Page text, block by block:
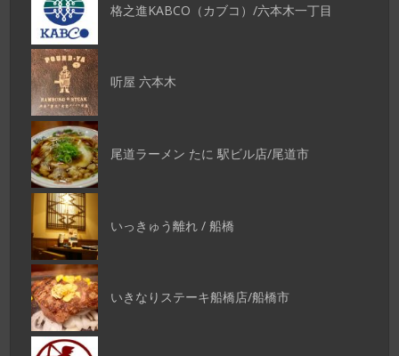
格之進KABCO（カブコ）/六本木一丁目
听屋 六本木
尾道ラーメン たに 駅ビル店/尾道市
いっきゅう離れ / 船橋
いきなりステーキ船橋店/船橋市